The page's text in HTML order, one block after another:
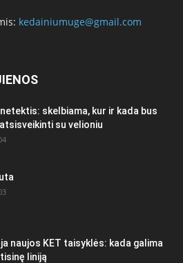
kedainiumuge@gmail.com
skelbiama, kur ir kada bus
su velioniu
naujos KET taisyklės: kada galima
liniją